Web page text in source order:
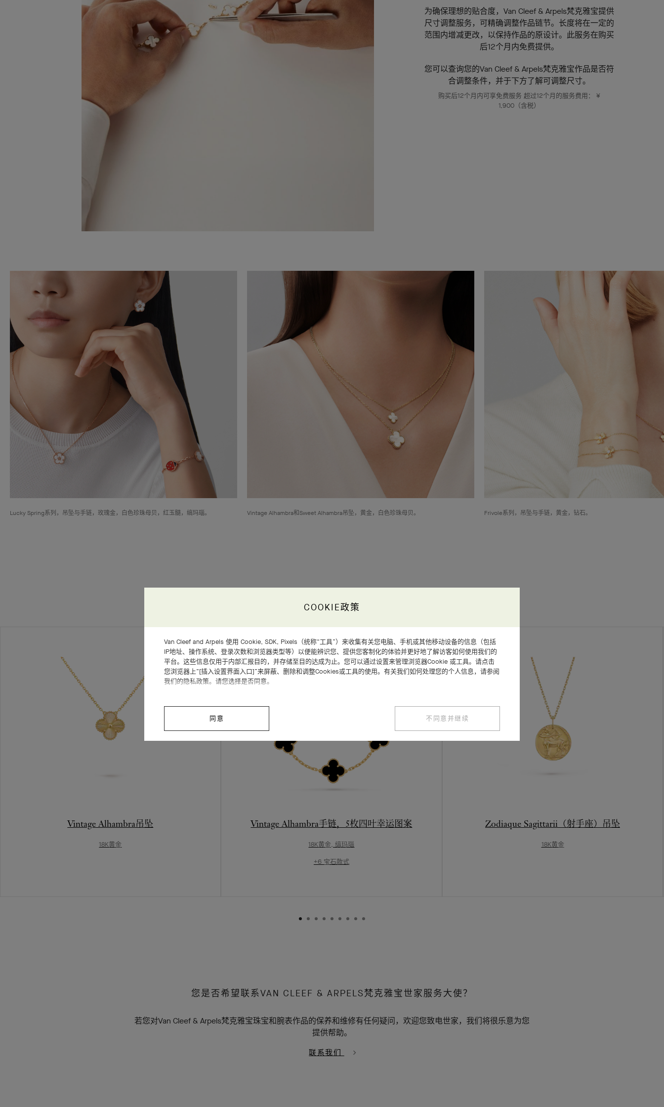
为确保理想的贴合度，Van Cleef & Arpels梵克雅宝提供
尺寸调整服务，可精确调整作品链节。长度将在一定的
范围内增减更改，以保持作品的原设计。此服务在购买
后12个月内免费提供。
您可以查询您的Van Cleef & Arpels梵克雅宝作品是否符
合调整条件，并于下方了解可调整尺寸。
购买后12个月内可享免费服务 超过12个月的服务费用： ¥
1,900（含税）
Lucky Spring系列，吊坠与手链，玫瑰金，白色珍珠母贝，红玉髓，缟玛瑙。 Vintage Alhambra和Sweet Alhambra吊坠，黄金，白色珍珠母贝。 Frivole系列，吊坠与手链，黄金，钻石。
此项服务适用于以下作品
Vintage Alhambra吊坠
18K黄金
Vintage Alhambra手链，5枚四叶幸运图案
18K黄金, 缟玛瑙
+6 宝石款式
Zodiaque Sagittarii（射手座）吊坠
18K黄金
您是否希望联系VAN CLEEF & ARPELS梵克雅宝世家服务大使？
若您对Van Cleef & Arpels梵克雅宝珠宝和腕表作品的保养和维修有任何疑问，欢迎您致电世家，我们将很乐意为您
提供帮助。
联系我们
COOKIE政策
Van Cleef and Arpels 使用 Cookie, SDK, Pixels（统称“工具”）来收集有关您电脑、手机或其他移动设备的信息（包括
IP地址、操作系统、登录次数和浏览器类型等）以便能辨识您、提供您客制化的体验并更好地了解访客如何使用我们的
平台。这些信息仅用于内部汇报目的，并存储至目的达成为止。您可以通过设置来管理浏览器Cookie 或工具。请点击
您浏览器上“[插入设置界面入口]”来屏蔽、删除和调整Cookies或工具的使用。有关我们如何处理您的个人信息，请参阅
我们的隐私政策。请您选择是否同意。
同意 不同意并继续